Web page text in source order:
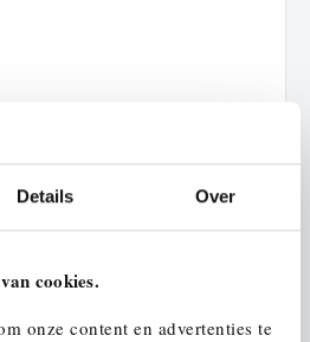
Details Over
cookies.
onze content en advertenties te